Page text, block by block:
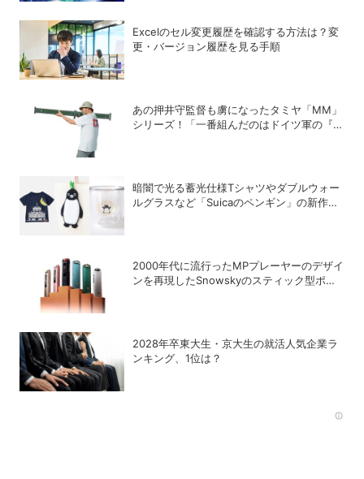
Excelのセル変更履歴を確認する方法は？変
更・バージョン履歴を見る手順
あの押井守監督も虜になったタミヤ「MM」
シリーズ！「一番組んだのはドイツ軍の『IV
暗闇で光る蓄光仕様Tシャツやダブルウォー
ルグラスなど「Suicaのペンギン」の新作グ
2000年代に流行ったMPプレーヤーのデザイ
ンを再現したSnowskyのスティック型ポー
2028年卒東大生・京大生の就活人気企業ラ
ンキング、1位は？